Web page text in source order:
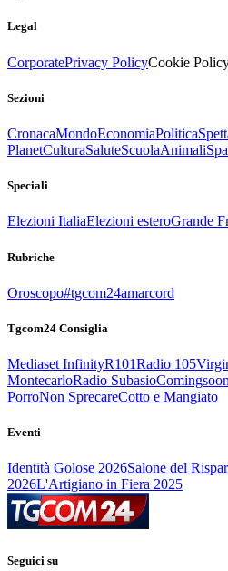
Legal
CorporatePrivacy PolicyCookie
Sezioni
CronacaMondoEconomiaPolitica
PlanetCulturaSaluteScuolaAnimali
Speciali
Elezioni ItaliaElezioni esteroGrande
Rubriche
Oroscopo#tgcom24amarcord
Tgcom24 Consiglia
Mediaset InfinityR101Radio 105
MontecarloRadio SubasioComingsoon
PorroNon SprecareCotto e Mangiato
Eventi
Identità Golose 2026Salone del
2026L'Artigiano in Fiera 2025
Seguici su